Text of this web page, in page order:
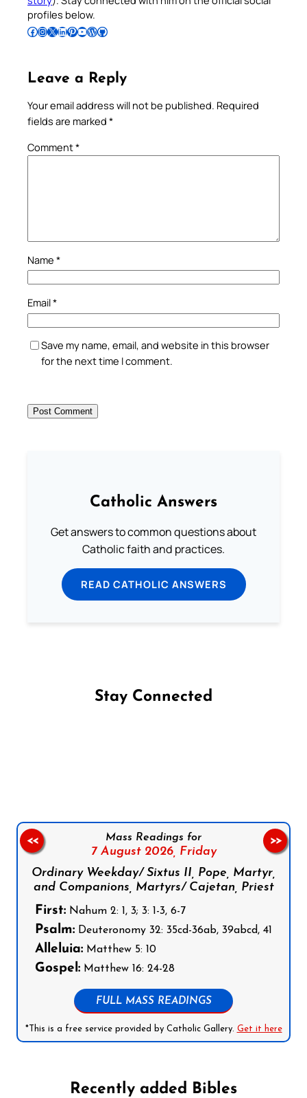
profiles below.
Follow Pradeep on Facebook Follow Pradeep on InstagramFollow Pradeep on X Follow Pradeep on LinkedIn Follow Pradeep on Pinterest Subscribe to Pradeep’s Youtube Channel Follow Pradeep on WordPress Follow Pradeep on GitHub
Leave a Reply
Your email address will not be published. Required
fields are marked *
Comment*
Name *
Email*
Save my name, email, and website in this browser
for the next time I comment.
Catholic Answers
Get answers to common questions about
Catholic faith and practices.
READ CATHOLIC ANSWERS
Stay Connected
Mass Readings for
7 August 2026, Friday
Ordinary Weekday/ Sixtus II, Pope, Martyr,
and Companions, Martyrs/ Cajetan, Priest
First: Nahum 2: 1, 3; 3: 1-3, 6-7
Psalm: Deuteronomy 32: 35cd-36ab, 39abcd, 41
Alleluia: Matthew 5: 10
Gospel: Matthew 16: 24-28
FULL MASS READINGS
*This is a free service provided by Catholic Gallery. Get it here
<< >>
Recently added Bibles